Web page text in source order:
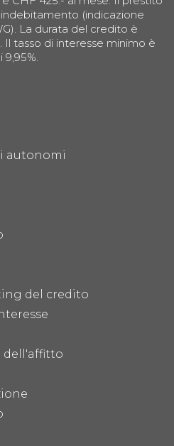
(indicazione
La durata del credito è
tasso di interesse minimo è
9,95%.
autonomi
del credito
dell'affitto